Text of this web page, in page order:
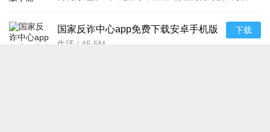
国家反诈中心app免费下载安卓手机版
v2.0.25安卓版
生活 / 45.5M
下载